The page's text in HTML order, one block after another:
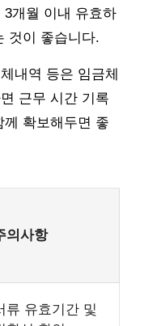
개월 이내 유효하
것이 좋습니다.
내역 등은 임금체
근무 시간 기록
확보해두면 좋
의사항
류 유효기간 및